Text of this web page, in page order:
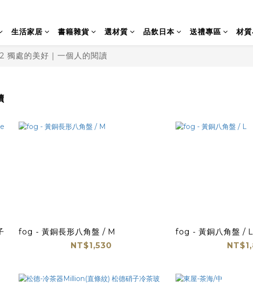
生活家居 書籍雜貨 選材質 品飲日本 送禮專區 材
獨處的美好｜一個人的閱讀
fog - 黃銅長形八角盤 / M
NT$1,530
fog - 黃銅八角盤 / L